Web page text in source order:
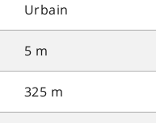
Urbain
5 m
325 m